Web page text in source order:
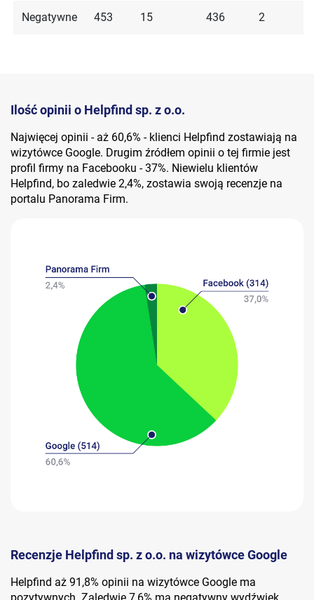
Negatywne 453 15 436 2
Ilość opinii o Helpfind sp. z o.o.
Najwięcej opinii - aż 60,6% - klienci Helpfind zostawiają na
wizytówce Google. Drugim źródłem opinii o tej firmie jest
profil firmy na Facebooku - 37%. Niewielu klientów
Helpfind, bo zaledwie 2,4%, zostawia swoją recenzje na
portalu Panorama Firm.
Recenzje Helpfind sp. z o.o. na wizytówce Google
Helpfind aż 91,8% opinii na wizytówce Google ma